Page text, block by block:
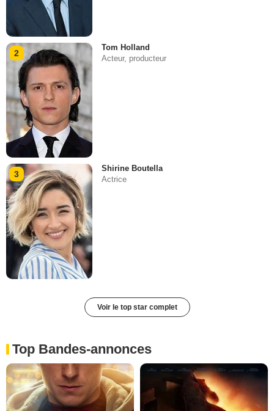
2
Tom Holland
Acteur, producteur
3
Shirine Boutella
Actrice
Voir le top star complet
Top Bandes-annonces